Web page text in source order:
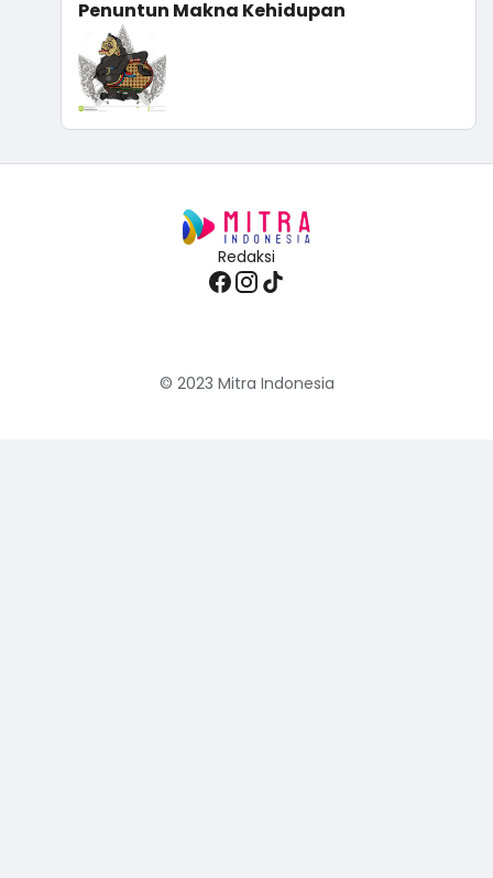
Penuntun Makna Kehidupan
Redaksi
© 2023 Mitra Indonesia